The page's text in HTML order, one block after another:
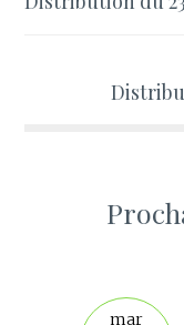
de
mar